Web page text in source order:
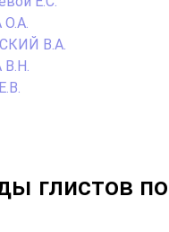
В.А.
глистов